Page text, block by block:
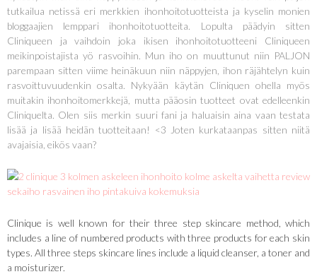
tutkailua netissä eri merkkien ihonhoitotuotteista ja kyselin monien
bloggaajien lemppari ihonhoitotuotteita. Lopulta päädyin sitten
Cliniqueen ja vaihdoin joka ikisen ihonhoitotuotteeni Cliniqueen
meikinpoistajista yö rasvoihin. Mun iho on muuttunut niin PALJON
parempaan sitten viime heinäkuun niin näppyjen, ihon räjähtelyn kuin
rasvoittuvuudenkin osalta. Nykyään käytän Cliniquen ohella myös
muitakin ihonhoitomerkkejä, mutta pääosin tuotteet ovat edelleenkin
Cliniquelta. Olen siis merkin suuri fani ja haluaisin aina vaan testata
lisää ja lisää heidän tuotteitaan! <3 Joten kurkataanpas sitten niitä
avajaisia, eikös vaan?
Clinique is well known for their three step skincare method, which
includes a line of numbered products with three products for each skin
types. All three steps skincare lines include a liquid cleanser, a toner and
a moisturizer.